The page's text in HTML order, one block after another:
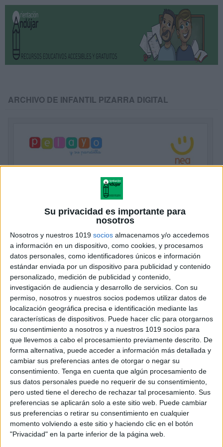
Su privacidad es importante para
nosotros
Nosotros y nuestros 1019 socios almacenamos y/o accedemos
a información en un dispositivo, como cookies, y procesamos
datos personales, como identificadores únicos e información
estándar enviada por un dispositivo para publicidad y contenido
personalizado, medición de publicidad y contenido,
investigación de audiencia y desarrollo de servicios. Con su
permiso, nosotros y nuestros socios podemos utilizar datos de
localización geográfica precisa e identificación mediante las
características de dispositivos. Puede hacer clic para otorgarnos
su consentimiento a nosotros y a nuestros 1019 socios para
que llevemos a cabo el procesamiento previamente descrito. De
forma alternativa, puede acceder a información más detallada y
cambiar sus preferencias antes de otorgar o negar su
consentimiento. Tenga en cuenta que algún procesamiento de
sus datos personales puede no requerir de su consentimiento,
pero usted tiene el derecho de rechazar tal procesamiento. Sus
preferencias se aplicarán solo a este sitio web. Puede cambiar
sus preferencias o retirar su consentimiento en cualquier
momento volviendo a este sitio y haciendo clic en el botón
"Privacidad" en la parte inferior de la página web.
ARCHIVO DE INFANTIL PIZARRA DIGITAL
75 Unidades didacticas para hacer
actividades infantiles. Interactivas y para
PDI